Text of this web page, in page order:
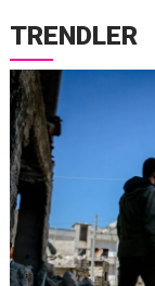
TRENDLER